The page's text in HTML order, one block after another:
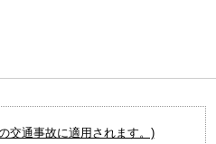
交通事故に適用されます。)